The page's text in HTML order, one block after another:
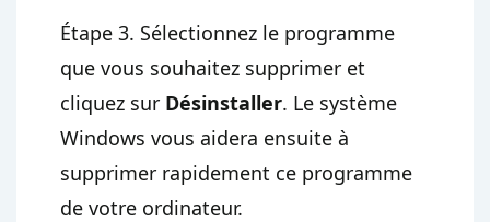
Étape 3. Sélectionnez le programme
que vous souhaitez supprimer et
cliquez sur Désinstaller. Le système
Windows vous aidera ensuite à
supprimer rapidement ce programme
de votre ordinateur.